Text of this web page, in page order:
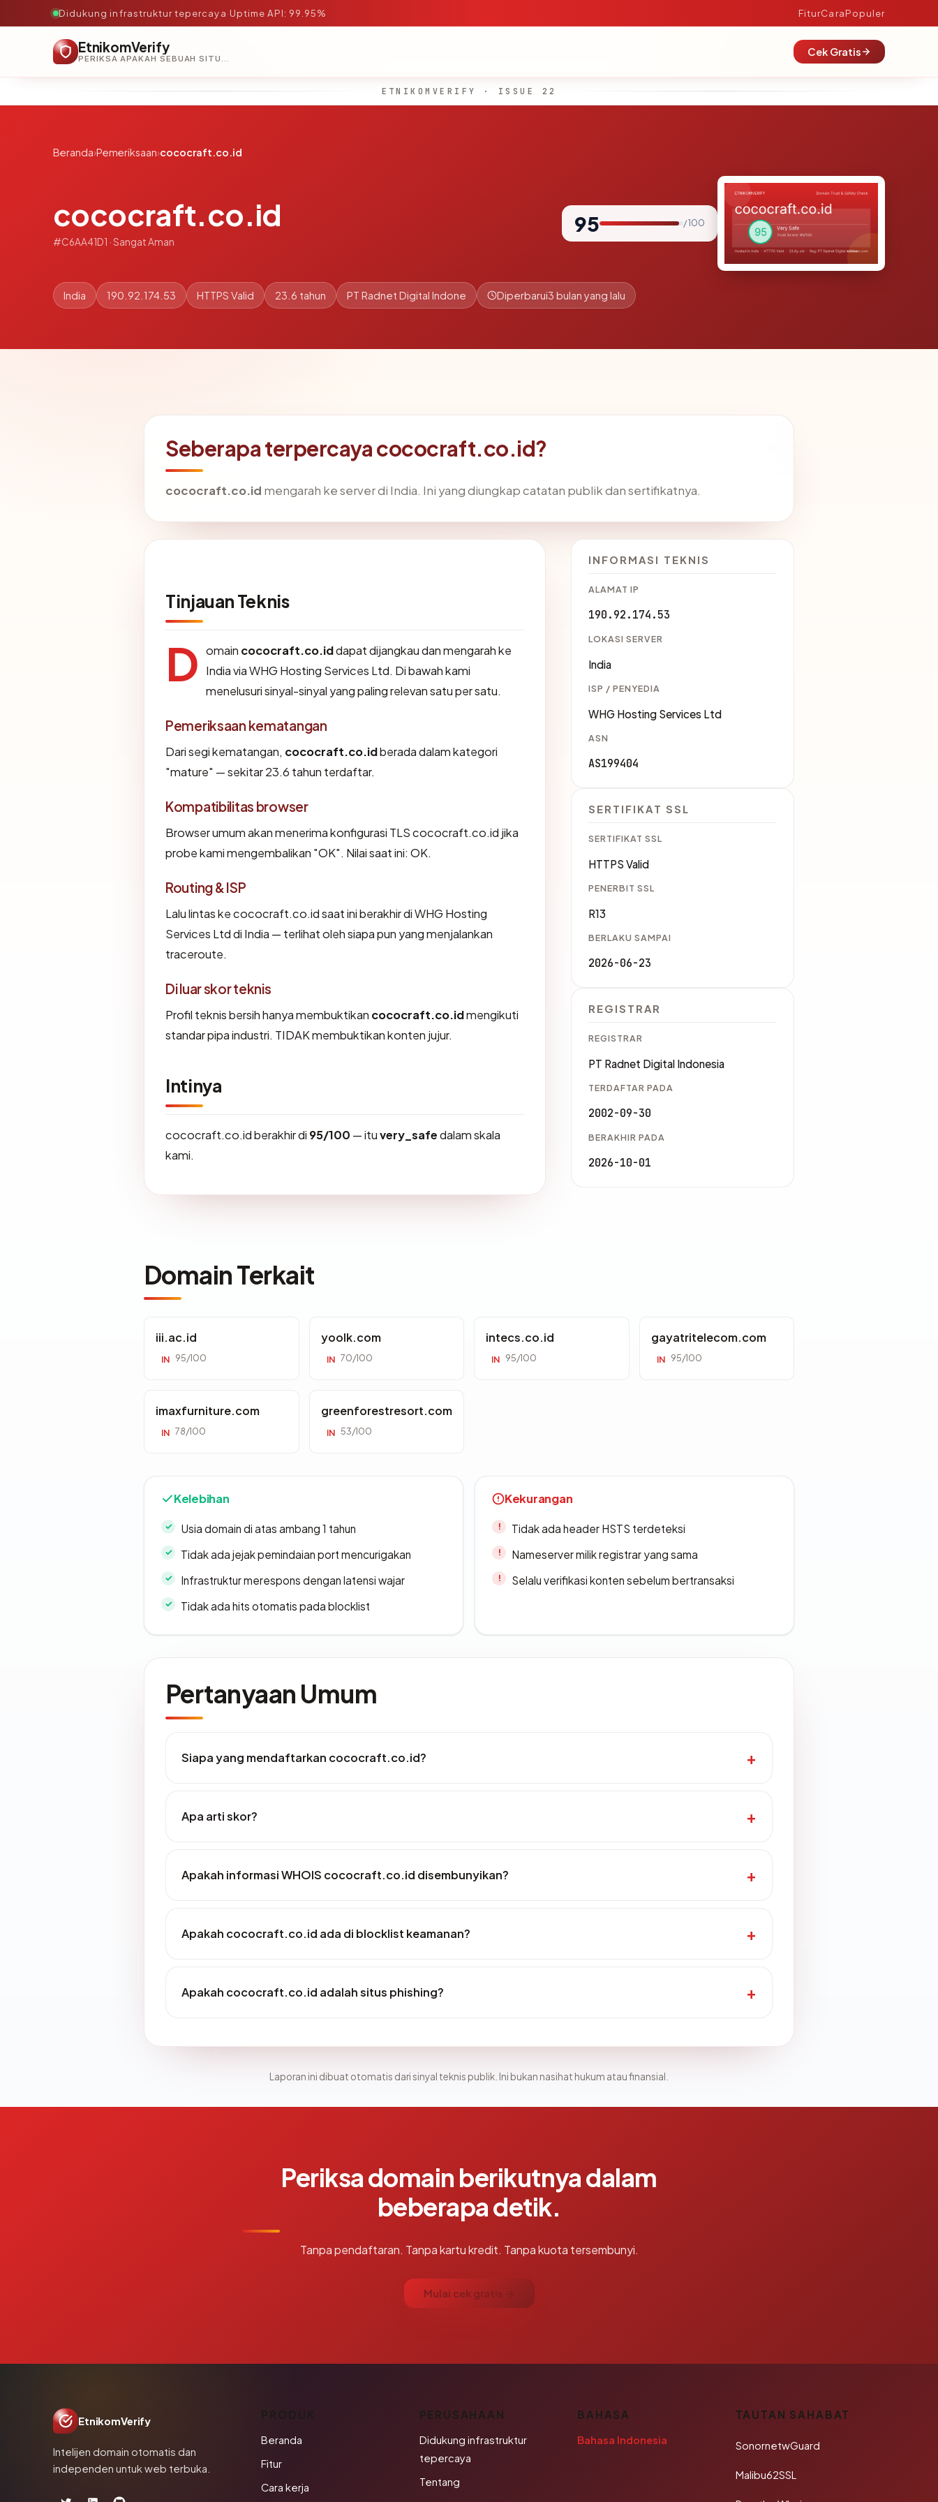
Didukung infrastruktur tepercaya·Uptime API: 99.95% FiturCaraPopuler
EtnikomVerify
PERIKSA APAKAH SEBUAH SITUS AMAN, TEPERCAYA, DAN TERVERIFIKASI DALAM HITUNGAN DETIK.
Cek Gratis
ETNIKOMVERIFY · ISSUE 22
Beranda›Pemeriksaan›cococraft.co.id
cococraft.co.id
#C6AA41D1 · Sangat Aman
95 / 100
India 190.92.174.53 HTTPS Valid 23.6 tahun PT Radnet Digital Indone Diperbarui3 bulan yang lalu
Seberapa terpercaya cococraft.co.id?
cococraft.co.id mengarah ke server di India. Ini yang diungkap catatan publik dan sertifikatnya.
Tinjauan Teknis
D omain cococraft.co.iddapat dijangkau dan mengarah ke
India via WHG Hosting Services Ltd. Di bawah kami
menelusuri sinyal-sinyal yang paling relevan satu per satu.
Pemeriksaan kematangan
Dari segi kematangan, cococraft.co.idberada dalam kategori
"mature" — sekitar 23.6 tahun terdaftar.
Kompatibilitas browser
Browser umum akan menerima konfigurasi TLS cococraft.co.id jika
probe kami mengembalikan "OK". Nilai saat ini: OK.
Routing & ISP
Lalu lintas ke cococraft.co.id saat ini berakhir di WHG Hosting
Services Ltd di India — terlihat oleh siapa pun yang menjalankan
traceroute.
Di luar skor teknis
Profil teknis bersih hanya membuktikan cococraft.co.idmengikuti
standar pipa industri. TIDAK membuktikan konten jujur.
Intinya
cococraft.co.id berakhir di 95/100 — ituvery_safedalam skala
kami.
INFORMASI TEKNIS
ALAMAT IP
190.92.174.53
LOKASI SERVER
India
ISP / PENYEDIA
WHG Hosting Services Ltd
ASN
AS199404
SERTIFIKAT SSL
SERTIFIKAT SSL
HTTPS Valid
PENERBIT SSL
R13
BERLAKU SAMPAI
2026-06-23
REGISTRAR
REGISTRAR
PT Radnet Digital Indonesia
TERDAFTAR PADA
2002-09-30
BERAKHIR PADA
2026-10-01
Domain Terkait
iii.ac.id
IN 95/100
yoolk.com
IN 70/100
intecs.co.id
IN 95/100
gayatritelecom.com
IN 95/100
imaxfurniture.com
IN 78/100
greenforestresort.com
IN 53/100
Kelebihan
Usia domain di atas ambang 1 tahun
Tidak ada jejak pemindaian port mencurigakan
Infrastruktur merespons dengan latensi wajar
Tidak ada hits otomatis pada blocklist
Kekurangan
Tidak ada header HSTS terdeteksi
Nameserver milik registrar yang sama
Selalu verifikasi konten sebelum bertransaksi
Pertanyaan Umum
Siapa yang mendaftarkan cococraft.co.id?
Apa arti skor?
Apakah informasi WHOIS cococraft.co.id disembunyikan?
Apakah cococraft.co.id ada di blocklist keamanan?
Apakah cococraft.co.id adalah situs phishing?
Laporan ini dibuat otomatis dari sinyal teknis publik. Ini bukan nasihat hukum atau finansial.
Periksa domain berikutnya dalam
beberapa detik.
Tanpa pendaftaran. Tanpa kartu kredit. Tanpa kuota tersembunyi.
Mulai cek gratis →
EtnikomVerify
Intelijen domain otomatis dan
independen untuk web terbuka.
PRODUK
Beranda
Fitur
Cara kerja
PERUSAHAAN
Didukung infrastruktur
tepercaya
Tentang
BAHASA
Bahasa Indonesia
TAUTAN SAHABAT
SonornetwGuard
Malibu62SSL